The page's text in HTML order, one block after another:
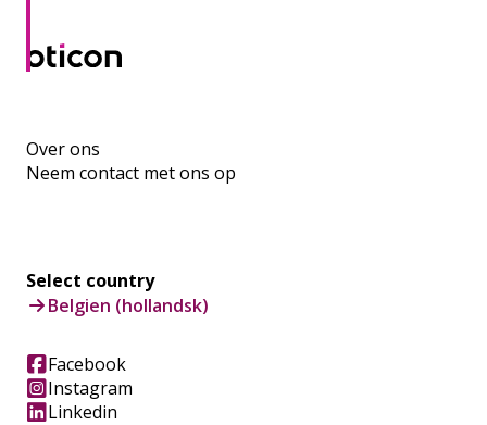
Over ons
Neem contact met ons op
Select country
Belgien (hollandsk)
Facebook
Instagram
Linkedin